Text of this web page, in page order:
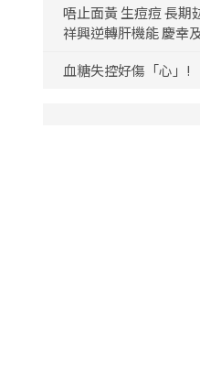
唔止面黃 生痘痘 長期
祥興逆轉肝機能 慶幸
血糖失控好傷「心」!